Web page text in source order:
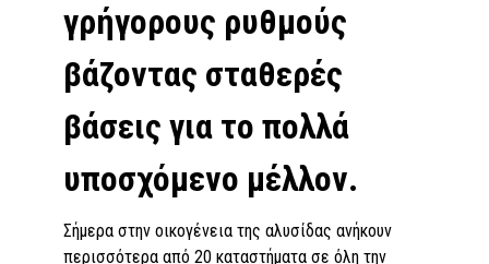
γρήγορους ρυθμούς
βάζοντας σταθερές
βάσεις για το πολλά
υποσχόμενο μέλλον.
Σήμερα στην οικογένεια της αλυσίδας ανήκουν
περισσότερα από 20 καταστήματα σε όλη την